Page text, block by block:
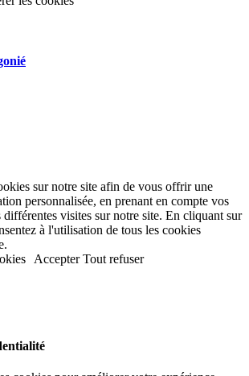
sur notre site afin de vous offrir une
personnalisée, en prenant en compte vos
différentes visites sur notre site. En cliquant sur
à l'utilisation de tous les cookies
Accepter Tout refuser